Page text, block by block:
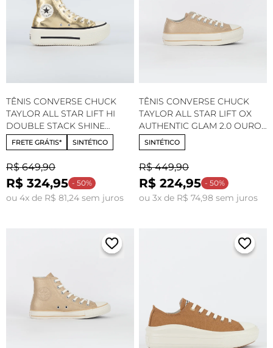
TÊNIS CONVERSE CHUCK
TAYLOR ALL STAR LIFT HI
DOUBLE STACK SHINE
METALLIC LIGHT GOLD
A15164C
FRETE GRÁTIS* SINTÉTICO
R$ 649,90
R$ 324,95 - 50%
ou 4x de R$ 81,24 sem juros
TÊNIS CONVERSE CHUCK
TAYLOR ALL STAR LIFT OX
AUTHENTIC GLAM 2.0 OURO
CLARO AMENDOA
CT31490002
SINTÉTICO
R$ 449,90
R$ 224,95 - 50%
ou 3x de R$ 74,98 sem juros